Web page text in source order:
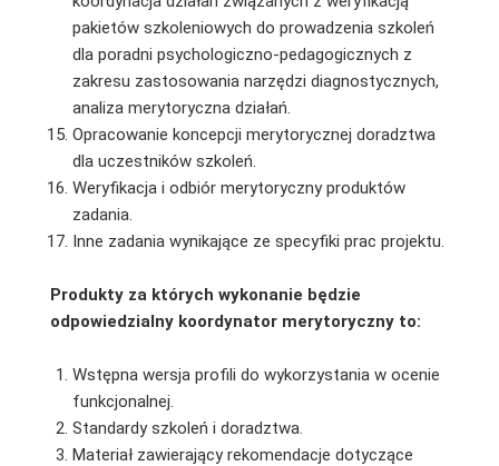
pakietów szkoleniowych do prowadzenia szkoleń
dla poradni psychologiczno-pedagogicznych z
zakresu zastosowania narzędzi diagnostycznych,
analiza merytoryczna działań.
Opracowanie koncepcji merytorycznej doradztwa
dla uczestników szkoleń.
Weryfikacja i odbiór merytoryczny produktów
zadania.
Inne zadania wynikające ze specyfiki prac projektu.
Produkty za których wykonanie będzie
odpowiedzialny koordynator merytoryczny to:
Wstępna wersja profili do wykorzystania w ocenie
funkcjonalnej.
Standardy szkoleń i doradztwa.
Materiał zawierający rekomendacje dotyczące